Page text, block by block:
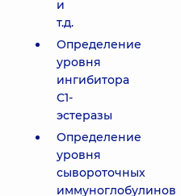
и
т.д.
Определение
уровня
ингибитора
С1-
эстеразы
Определение
уровня
сывороточных
иммуноглобулинов